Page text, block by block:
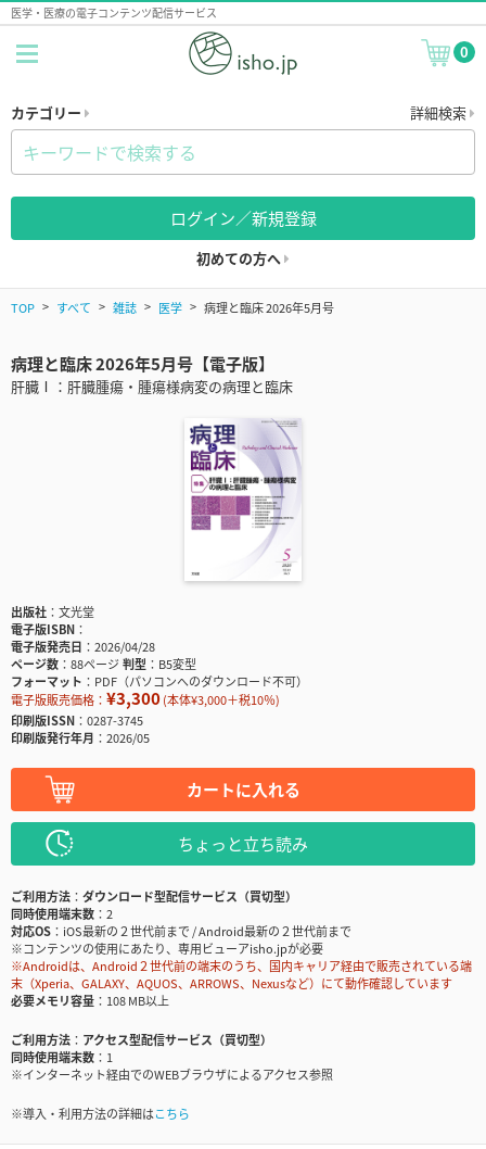
医学・医療の電子コンテンツ配信サービス
0
カテゴリー 詳細検索
ログイン／新規登録
初めての方へ
TOP すべて 雑誌 医学 病理と臨床 2026年5月号
病理と臨床 2026年5月号【電子版】
肝臓Ⅰ：肝臓腫瘍・腫瘍様病変の病理と臨床
出版社
文光堂
電子版ISBN
電子版発売日
2026/04/28
ページ数
88ページ判型
B5変型
フォーマット
PDF（パソコンへのダウンロード不可）
電子版販売価格： ¥3,300(本体¥3,000＋税10％)
印刷版ISSN
0287-3745
印刷版発行年月
2026/05
カートに入れる
ちょっと立ち読み
ご利用方法
ダウンロード型配信サービス（買切型）
同時使用端末数
2
対応OS
iOS最新の２世代前まで / Android最新の２世代前まで
※コンテンツの使用にあたり、専用ビューアisho.jpが必要
※Androidは、Android２世代前の端末のうち、国内キャリア経由で販売されている端
末（Xperia、GALAXY、AQUOS、ARROWS、Nexusなど）にて動作確認しています
必要メモリ容量
108 MB以上
ご利用方法
アクセス型配信サービス（買切型）
同時使用端末数
1
※インターネット経由でのWEBブラウザによるアクセス参照
※導入・利用方法の詳細はこちら